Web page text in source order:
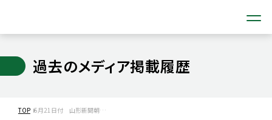
過去のメディア掲載履歴
TOP 5月21日付 山形新聞朝…